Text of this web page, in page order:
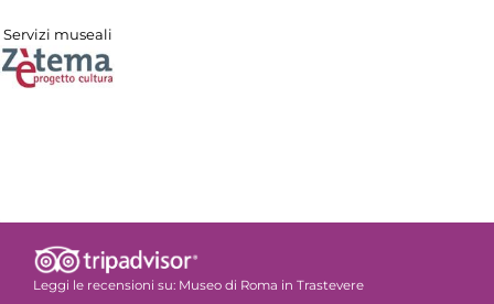
Servizi museali
Leggi le recensioni su: Museo di Roma in Trastevere